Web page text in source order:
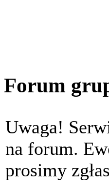
Forum
Uwaga!
na forum.
prosimy